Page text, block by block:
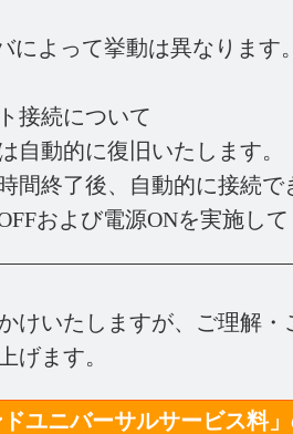
よって挙動は異なります
接続について
自動的に復旧いたします。
間終了後、自動的に接続で
および電源ONを実施し
けいたしますが、ご理解・
げます。
ドユニバーサルサービス料